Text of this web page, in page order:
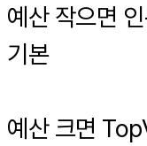
예산 작으면
기본
예산 크면